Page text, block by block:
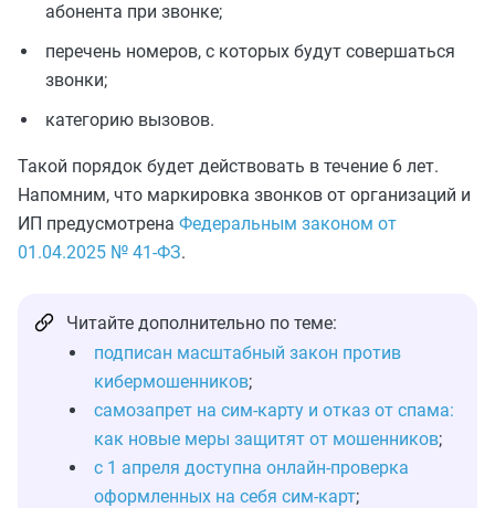
абонента при звонке;
перечень номеров, с которых будут совершаться
звонки;
категорию вызовов.
Такой порядок будет действовать в течение 6 лет.
Напомним, что маркировка звонков от организаций и
ИП предусмотрена Федеральным законом от
01.04.2025 № 41-ФЗ.
Читайте дополнительно по теме:
подписан масштабный закон против
кибермошенников;
самозапрет на сим-карту и отказ от спама:
как новые меры защитят от мошенников;
с 1 апреля доступна онлайн-проверка
оформленных на себя сим-карт;